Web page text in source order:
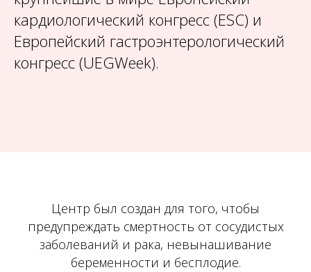
кардиологический конгресс (ESC) и
Европейский гастроэнтерологический
конгресс (UEGWeek).
Центр был создан для того, чтобы
предупреждать смертность от сосудистых
заболеваний и рака, невынашивание
беременности и бесплодие.